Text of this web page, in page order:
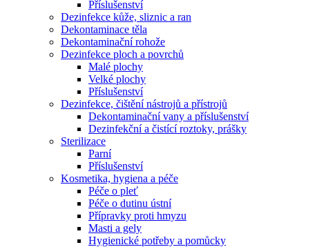
Příslušenství
Dezinfekce kůže, sliznic a ran
Dekontaminace těla
Dekontaminační rohože
Dezinfekce ploch a povrchů
Malé plochy
Velké plochy
Příslušenství
Dezinfekce, čištění nástrojů a přístrojů
Dekontaminační vany a příslušenství
Dezinfekční a čistící roztoky, prášky
Sterilizace
Parní
Příslušenství
Kosmetika, hygiena a péče
Péče o pleť
Péče o dutinu ústní
Přípravky proti hmyzu
Masti a gely
Hygienické potřeby a pomůcky